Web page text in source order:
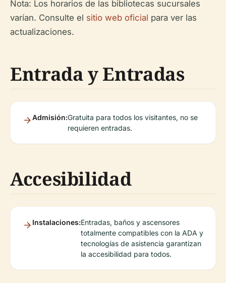
Nota: Los horarios de las bibliotecas sucursales
varían. Consulte el sitio web oficial para ver las
actualizaciones.
Entrada y Entradas
Admisión:Gratuita para todos los visitantes, no se
requieren entradas.
Accesibilidad
Instalaciones:Entradas, baños y ascensores
totalmente compatibles con la ADA y
tecnologías de asistencia garantizan
la accesibilidad para todos.